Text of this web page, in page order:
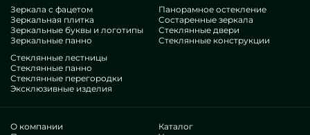
многовариантных опций.
Достоинства нашей команды
бессчетных экспертиз. У всех достаточные навык, что
обрадует даже въедливых заказчиков. Упорно занимаются
оттачиванием профессиональных уровней, соображают, как
адаптироваться в запутанных ситуациях. Подготовят и
построят Двойные круглые зеркала комплексно.
Зеркала с фацетом
Зеркальная плитка
Зеркальные буквы и логотипы
Зеркальные панно
Панорамное остекление
Состаренные зеркала
Стеклянные двери
Стеклянные конструкции
Стеклянные лестницы
Стеклянные панно
Стеклянные перегородки
Эксклюзивные изделия
О компании
Каталог